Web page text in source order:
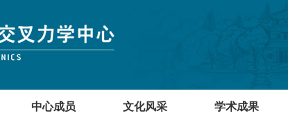
中心成员 文化风采 学术成果